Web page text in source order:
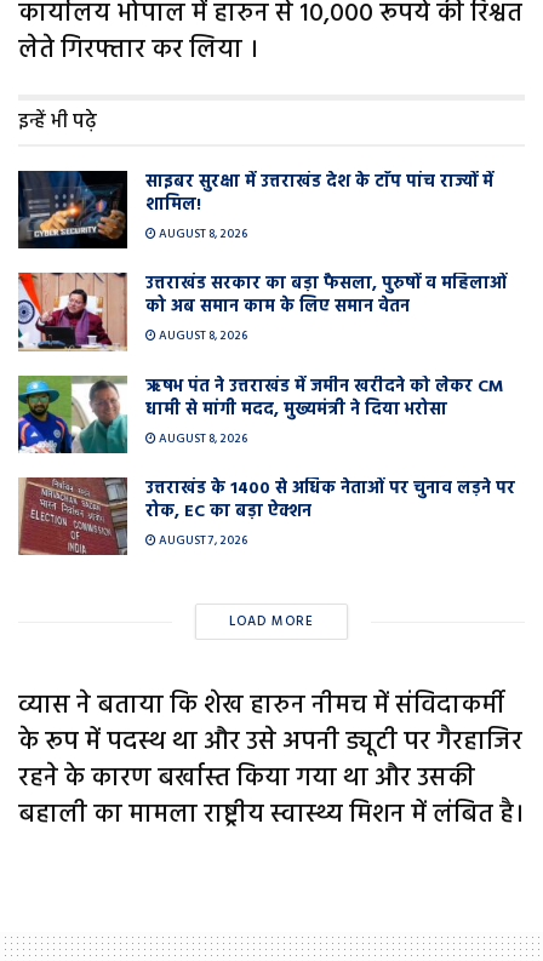
कार्यालय भोपाल में हारुन से 10,000 रूपये की रिश्वत
लेते गिरफ्तार कर लिया ।
इन्हें भी पढ़े
साइबर सुरक्षा में उत्तराखंड देश के टाॅप पांच राज्यों में
शामिल!
AUGUST 8, 2026
उत्तराखंड सरकार का बड़ा फैसला, पुरुषों व महिलाओं
को अब समान काम के लिए समान वेतन
AUGUST 8, 2026
ऋषभ पंत ने उत्तराखंड में जमीन खरीदने को लेकर CM
धामी से मांगी मदद, मुख्यमंत्री ने दिया भरोसा
AUGUST 8, 2026
उत्तराखंड के 1400 से अधिक नेताओं पर चुनाव लड़ने पर
रोक, EC का बड़ा ऐक्शन
AUGUST 7, 2026
LOAD MORE
व्यास ने बताया कि शेख हारुन नीमच में संविदाकर्मी
के रूप में पदस्थ था और उसे अपनी ड्यूटी पर गैरहाजिर
रहने के कारण बर्खास्त किया गया था और उसकी
बहाली का मामला राष्ट्रीय स्वास्थ्य मिशन में लंबित है।